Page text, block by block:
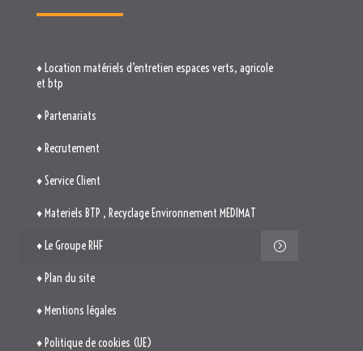
♦ Location matériels d’entretien espaces verts, agricole
et btp
♦ Partenariats
♦ Recrutement
♦ Service Client
♦ Materiels BTP , Recyclage Environnement MEDIMAT
♦ Le Groupe RHF
♦ Plan du site
♦ Mentions légales
♦ Politique de cookies (UE)